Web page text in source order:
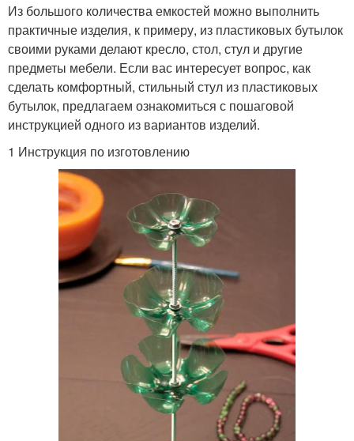
Из большого количества емкостей можно выполнить
практичные изделия, к примеру, из пластиковых бутылок
своими руками делают кресло, стол, стул и другие
предметы мебели. Если вас интересует вопрос, как
сделать комфортный, стильный стул из пластиковых
бутылок, предлагаем ознакомиться с пошаговой
инструкцией одного из вариантов изделий.
1 Инструкция по изготовлению